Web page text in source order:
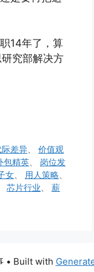
14年了，算
究部解决方
际差异 、价值观
包精英
岗位发
女 用人策略
芯片行业
薪
• Built with